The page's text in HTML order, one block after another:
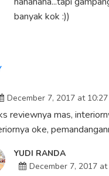
banyak kok :))
December 7, 2017 at 10:27
reviewnya mas,
oke,
YUDI RANDA
December 7, 2017 at